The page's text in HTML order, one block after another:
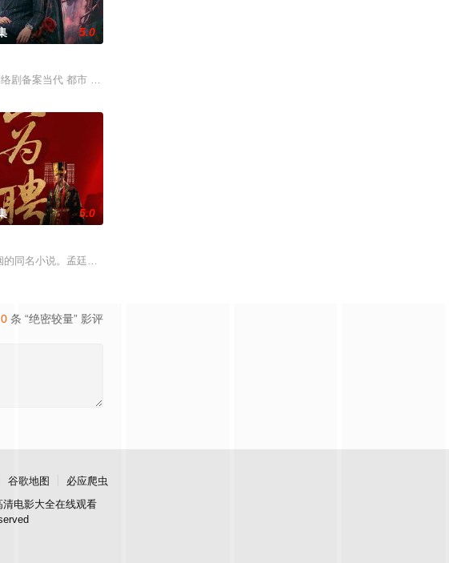
起重案要案的艰难过程。
与遗憾和解的“无用之人”；共享同一具躯体的人格“刮刮乐
戏台，将冷血少帅许又安与昆曲名伶荣筱楠推向不死不休的对立绝境。而他们不知，对方正是
5.0
剧备案当代 都市 海南越酷文化传媒有限公司
，他脸颊微热，还听见自己
、勇敢面对困难的爱情故事。通过剧中主人公在成长的道路上，经
曾舜晞 饰）强强联手，携手霍仙姑（陈瑶 饰）与九门诸人共赴冒险奇局。一桩401部队的神秘
5.0
的同名小说。孟廷辉，大平王朝有史以来个以女子进士科三元及第入翰林院的奇女子。十年前的
0 条 “绝密较量” 影评
谷歌地图
必应爬虫
电影大全在线观看